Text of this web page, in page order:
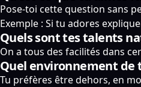
Pose-toi cette question sans
Exemple : Si tu adores
Quels sont tes talents
On a tous des facilités dans
Quel environnement de
Tu préfères être dehors, en